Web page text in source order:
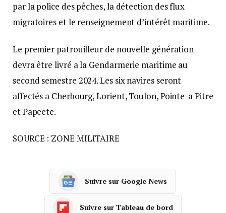
par la police des pêches, la détection des flux
migratoires et le renseignement d’intérêt maritime.
Le premier patrouilleur de nouvelle génération
devra être livré а la Gendarmerie maritime au
second semestre 2024. Les six navires seront
affectés а Cherbourg, Lorient, Toulon, Pointe-а Pitre
et Papeete.
SOURCE : ZONE MILITAIRE
Suivre sur Google News
Suivre sur Tableau de bord